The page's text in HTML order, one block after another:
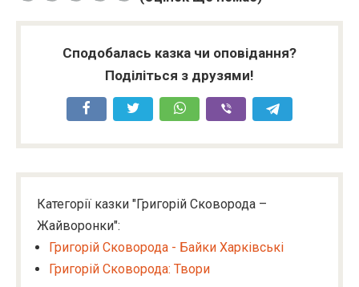
Сподобалась казка чи оповідання?
Поділіться з друзями!
Категорії казки "Григорій Сковорода –
Жайворонки":
Григорій Сковорода - Байки Харківські
Григорій Сковорода: Твори